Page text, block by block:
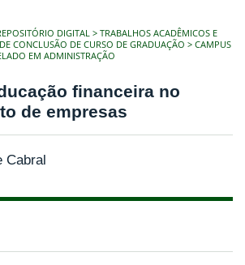
DIGITAL
TRABALHOS ACADÊMICOS E
CONCLUSÃO DE CURSO DE GRADUAÇÃO
CAMPUS
EM ADMINISTRAÇÃO
financeira no
de empresas
Cabral